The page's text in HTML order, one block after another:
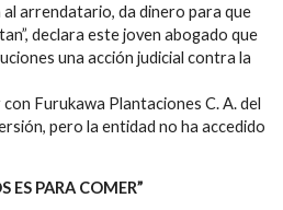
al arrendatario, da dinero para que
declara este joven abogado que
una acción judicial contra la
Furukawa Plantaciones C. A. del
pero la entidad no ha accedido
ES PARA COMER”